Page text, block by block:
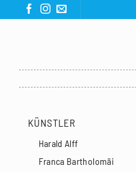
KÜNSTLER
Harald Alff
Franca Bartholomäi